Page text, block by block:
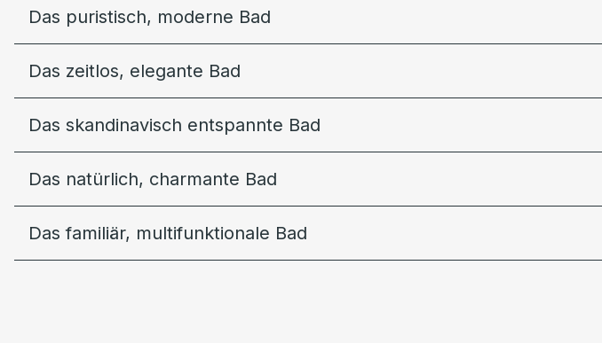
Das puristisch, moderne Bad
Das zeitlos, elegante Bad
Das skandinavisch entspannte Bad
Das natürlich, charmante Bad
Das familiär, multifunktionale Bad